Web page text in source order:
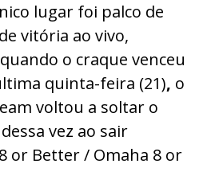
lugar foi palco de
vitória ao vivo,
o craque venceu
quinta-feira (21), o
voltou a soltar o
vez ao sair
or Better / Omaha 8 or